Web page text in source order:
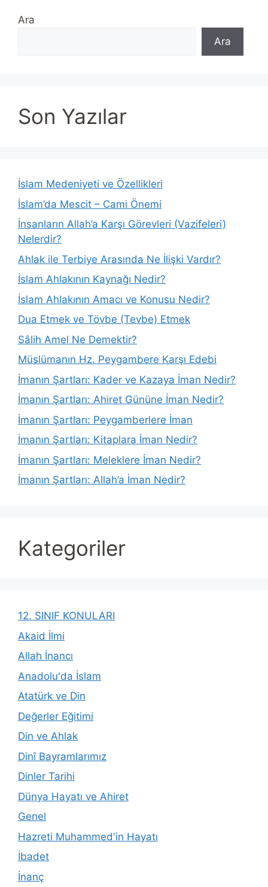
Ara
Ara
Son Yazılar
İslam Medeniyeti ve Özellikleri
İslam’da Mescit – Cami Önemi
İnsanların Allah’a Karşı Görevleri (Vazifeleri)
Nelerdir?
Ahlak ile Terbiye Arasında Ne İlişki Vardır?
İslam Ahlakının Kaynağı Nedir?
İslam Ahlakının Amacı ve Konusu Nedir?
Dua Etmek ve Tövbe (Tevbe) Etmek
Sâlih Amel Ne Demektir?
Müslümanın Hz. Peygambere Karşı Edebi
İmanın Şartları: Kader ve Kazaya İman Nedir?
İmanın Şartları: Ahiret Gününe İman Nedir?
İmanın Şartları: Peygamberlere İman
İmanın Şartları: Kitaplara İman Nedir?
İmanın Şartları: Meleklere İman Nedir?
İmanın Şartları: Allah’a İman Nedir?
Kategoriler
12. SINIF KONULARI
Akaid İlmi
Allah İnancı
Anadolu'da İslam
Atatürk ve Din
Değerler Eğitimi
Din ve Ahlak
Dinî Bayramlarımız
Dinler Tarihi
Dünya Hayatı ve Ahiret
Genel
Hazreti Muhammed'in Hayatı
İbadet
İnanç